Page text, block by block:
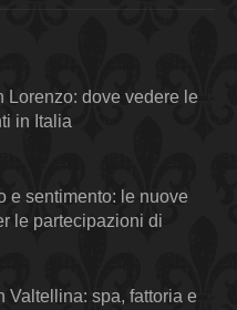
Lorenzo: dove vedere le
in Italia
e sentimento: le nuove
le partecipazioni di
Valtellina: spa, fattoria e